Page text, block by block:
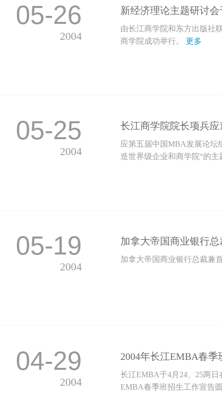
05-26
2004
新经济理论主题研讨
由长江商学院和东方出版社
商学院成功举行。
更多
05-25
2004
长江商学院院长项兵
应第五届中国MBA发展论坛
造世界级企业和商学院“的主
05-19
2004
加拿大帝国商业银行
加拿大帝国商业银行总裁兼
04-29
2004
2004年长江EMBA春
长江EMBA于4月24、25两
EMBA春季班招生工作宣告